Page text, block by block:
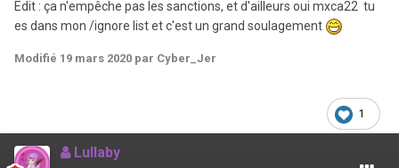
Edit : ça n'empêche pas les sanctions, et d'ailleurs oui mxca22 tu
es dans mon /ignore list et c'est un grand soulagement
Modifié 19 mars 2020 par Cyber_Jer
1
Lullaby